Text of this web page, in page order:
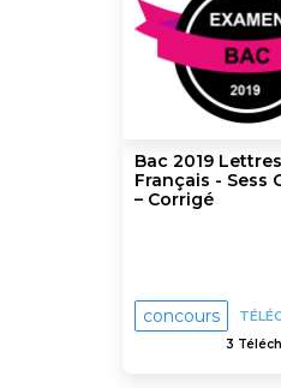
Bac 2019
Français - Sess
– Corrigé
concours
3